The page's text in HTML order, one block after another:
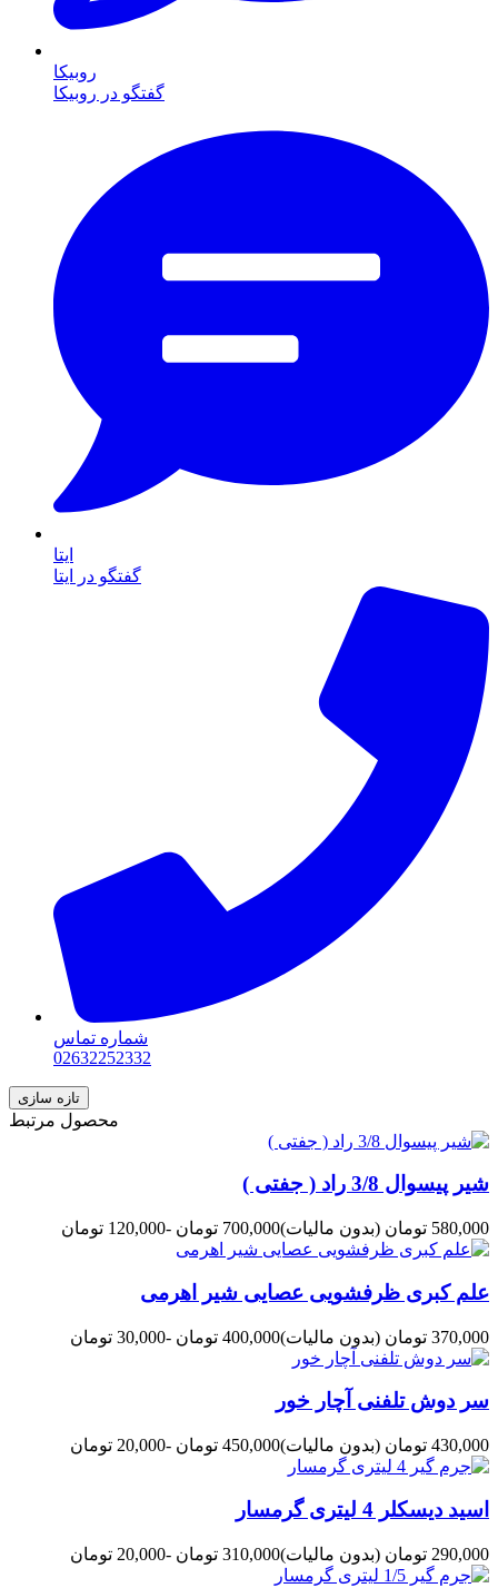
روبیکا
گفتگو در روبیکا
ایتا
گفتگو در ایتا
شماره تماس
02632252332
محصول مرتبط
شیر پیسوال 3/8 راد ( جفتی )
580,000 تومان (بدون مالیات)700,000 تومان -120,000 تومان
علم کبری ظرفشویی عصایی شیر اهرمی
370,000 تومان (بدون مالیات)400,000 تومان -30,000 تومان
سر دوش تلفنی آچار خور
430,000 تومان (بدون مالیات)450,000 تومان -20,000 تومان
اسید دیسکلر 4 لیتری گرمسار
290,000 تومان (بدون مالیات)310,000 تومان -20,000 تومان